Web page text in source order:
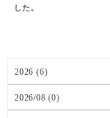
した。
2026 (6)
2026/08 (0)